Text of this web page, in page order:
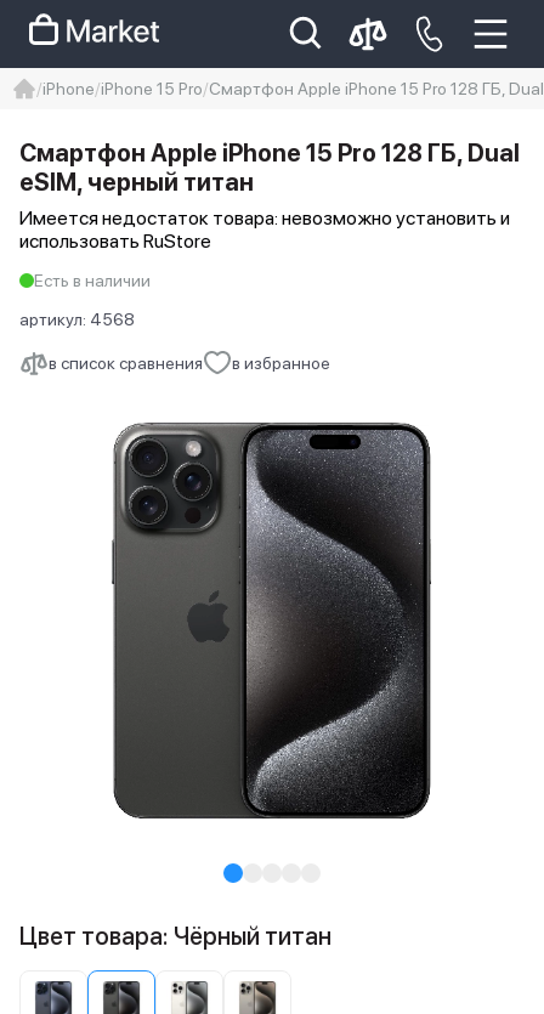
Iphone 14 pro max
айфон 14
iPhone iPhone 15 Pro Смартфон Apple iPhone 15 Pro 128 ГБ,
в список сравнения в избранное
Смартфон Apple iPhone 15 Pro 128 ГБ, Dual
eSIM, черный титан
Имеется недостаток товара: невозможно установить и
использовать RuStore
Есть в наличии
артикул: 4568
Цвет товара: Чёрный титан